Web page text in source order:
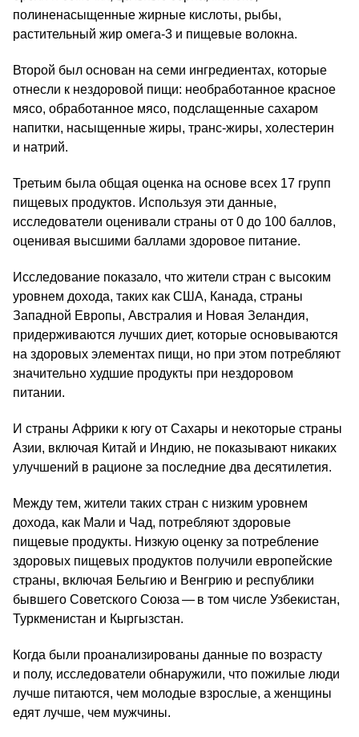
полиненасыщенные жирные кислоты, рыбы,
растительный жир омега‑3 и пищевые волокна.
Второй был основан на семи ингредиентах, которые
отнесли к нездоровой пищи: необработанное красное
мясо, обработанное мясо, подслащенные сахаром
напитки, насыщенные жиры, транс-жиры, холестерин
и натрий.
Третьим была общая оценка на основе всех 17 групп
пищевых продуктов. Используя эти данные,
исследователи оценивали страны от 0 до 100 баллов,
оценивая высшими баллами здоровое питание.
Исследование показало, что жители стран с высоким
уровнем дохода, таких как США, Канада, страны
Западной Европы, Австралия и Новая Зеландия,
придерживаются лучших диет, которые основываются
на здоровых элементах пищи, но при этом потребляют
значительно худшие продукты при нездоровом
питании.
И страны Африки к югу от Сахары и некоторые страны
Азии, включая Китай и Индию, не показывают никаких
улучшений в рационе за последние два десятилетия.
Между тем, жители таких стран с низким уровнем
дохода, как Мали и Чад, потребляют здоровые
пищевые продукты. Низкую оценку за потребление
здоровых пищевых продуктов получили европейские
страны, включая Бельгию и Венгрию и республики
бывшего Советского Союза — в том числе Узбекистан,
Туркменистан и Кыргызстан.
Когда были проанализированы данные по возрасту
и полу, исследователи обнаружили, что пожилые люди
лучше питаются, чем молодые взрослые, а женщины
едят лучше, чем мужчины.